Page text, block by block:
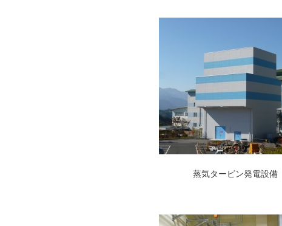
蒸気タービン発電設備